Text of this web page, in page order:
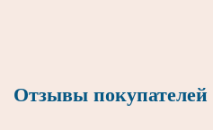
Отзывы покупателей